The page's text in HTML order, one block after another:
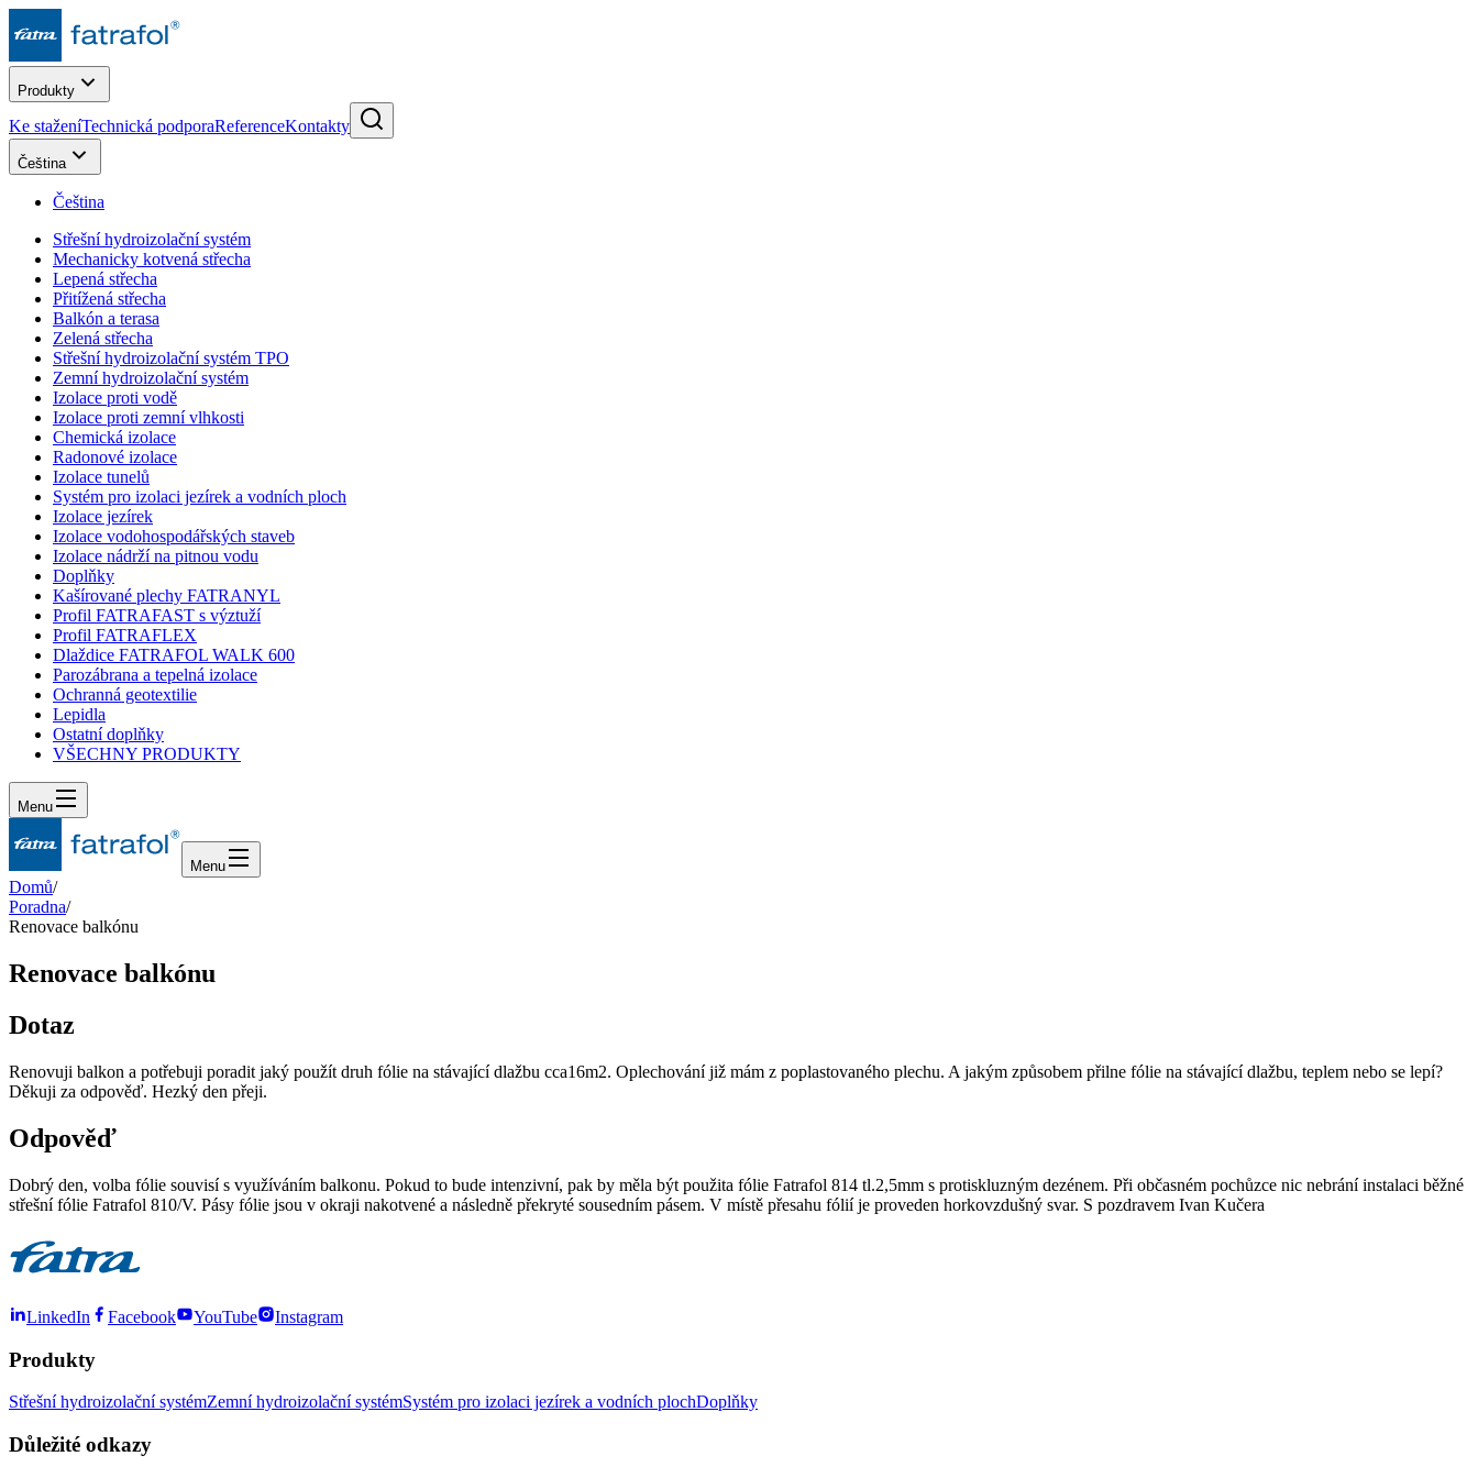
Produkty
Ke staženíTechnická podporaReferenceKontakty
Čeština
Čeština
Střešní hydroizolační systém
Mechanicky kotvená střecha
Lepená střecha
Přitížená střecha
Balkón a terasa
Zelená střecha
Střešní hydroizolační systém TPO
Zemní hydroizolační systém
Izolace proti vodě
Izolace proti zemní vlhkosti
Chemická izolace
Radonové izolace
Izolace tunelů
Systém pro izolaci jezírek a vodních ploch
Izolace jezírek
Izolace vodohospodářských staveb
Izolace nádrží na pitnou vodu
Doplňky
Kašírované plechy FATRANYL
Profil FATRAFAST s výztuží
Profil FATRAFLEX
Dlaždice FATRAFOL WALK 600
Parozábrana a tepelná izolace
Ochranná geotextilie
Lepidla
Ostatní doplňky
VŠECHNY PRODUKTY
Menu
Menu
Domů/
Poradna/
Renovace balkónu
Renovace balkónu
Dotaz
Renovuji balkon a potřebuji poradit jaký použít druh fólie na stávající dlažbu cca16m2. Oplechování již mám z poplastovaného plechu. A jakým způsobem přilne fólie na stávající dlažbu, teplem nebo se lepí?
Děkuji za odpověď. Hezký den přeji.
Odpověď
Dobrý den, volba fólie souvisí s využíváním balkonu. Pokud to bude intenzivní, pak by měla být použita fólie Fatrafol 814 tl.2,5mm s protiskluzným dezénem. Při občasném pochůzce nic nebrání instalaci běžné
střešní fólie Fatrafol 810/V. Pásy fólie jsou v okraji nakotvené a následně překryté sousedním pásem. V místě přesahu fólií je proveden horkovzdušný svar. S pozdravem Ivan Kučera
LinkedIn Facebook YouTube Instagram
Produkty
Střešní hydroizolační systémZemní hydroizolační systémSystém pro izolaci jezírek a vodních plochDoplňky
Důležité odkazy